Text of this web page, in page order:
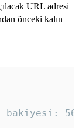
URL adresi
önceki kalın
bakiyesi: